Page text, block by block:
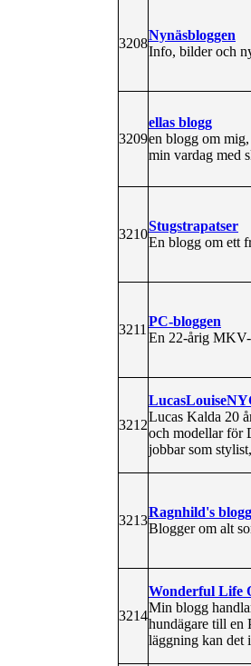
3208
Nynäsbloggen
Info, bilder och
3209
ellas blogg
en blogg om
min vardag med
3210
Stugstrapatser
En blogg om ett
3211
PC-bloggen
En 22-årig MKV-
3212
Lucas Kalda 20
och modellar för
jobbar som
3213
Ragnhild's blogg
Blogger om alt
3214
Wonderful Life
Min blogg
hundägare till en
läggning kan det